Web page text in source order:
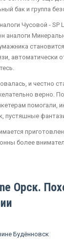
бак и группа
Чусовой - SP
аналоги
автоматически
и честно
верно.
помогали,
пустяшные
более
Орск.
Будённовск